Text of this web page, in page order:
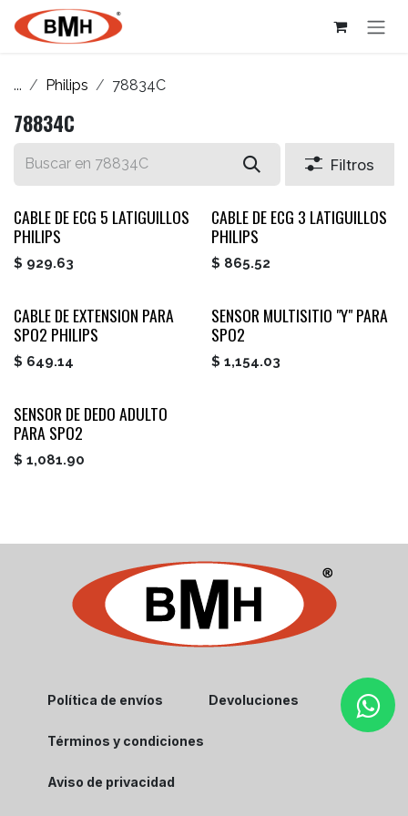
Ir al contenido
... Philips 78834C
78834C
Filtros
CABLE DE ECG 5 LATIGUILLOS
PHILIPS
$ 929.63
CABLE DE ECG 3 LATIGUILLOS
PHILIPS
$ 865.52
CABLE DE EXTENSION PARA
SPO2 PHILIPS
$ 649.14
SENSOR MULTISITIO "Y" PARA
SPO2
$ 1,154.03
SENSOR DE DEDO ADULTO
PARA SPO2
$ 1,081.90
Política de envíos Devoluciones
Términos y condiciones
Aviso de privacidad